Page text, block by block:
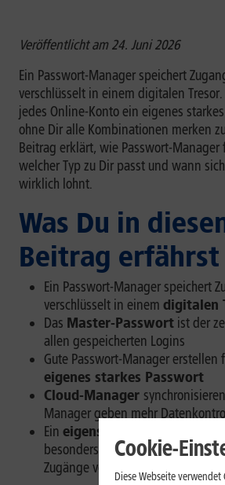
Veröffentlicht am 24. Juni 2026
Ein Passwort-Manager speichert
verschlüsselt in einem digitalen
jedes Online-Konto ein eigenes
ohne Dir alle Kombinationen merken
Beitrag erklärt, wie Passwort-
welcher Typ zu Dir passt und wann
wirklich lohnt.
Was Du in
Beitrag erfährst
Ein Passwort-Manager speichert
verschlüsselt in einem digitalen
Das Master-Passwort ist der
allen gespeicherten Logins
Gute Passwort-Manager erstellen
eigenes starkes Passwort
Cloud-Manager
Manager geben mehr
Ein eigenständiger Passwort-
besonders, wenn Du viele Online-
Zugänge verwaltest.
Cookie-
Diese Webseite